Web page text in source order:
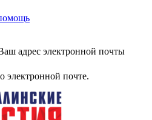
адрес электронной почты
электронной почте.